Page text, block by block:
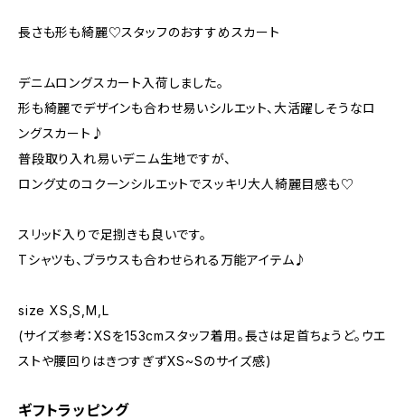
長さも形も綺麗♡スタッフのおすすめスカート
デニムロングスカート入荷しました。
形も綺麗でデザインも合わせ易いシルエット、大活躍しそうなロ
ングスカート♪
普段取り入れ易いデニム生地ですが、
ロング丈のコクーンシルエットでスッキリ大人綺麗目感も♡
スリッド入りで足捌きも良いです。
Tシャツも、ブラウスも合わせられる万能アイテム♪
size XS,S,M,L
(サイズ参考：XSを153cmスタッフ着用。長さは足首ちょうど。ウエ
ストや腰回りはきつすぎずXS~Sのサイズ感)
ギフトラッピング